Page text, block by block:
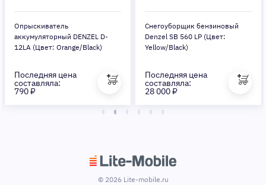
Опрыскиватель
аккумуляторный DENZEL D-
12LA (Цвет: Orange/Black)
Последняя цена
составляла:
790 ₽
Снегоуборщик бензиновый
Denzel SB 560 LP (Цвет:
Yellow/Black)
Последняя цена
составляла:
28 000 ₽
© 2026 Lite-mobile.ru